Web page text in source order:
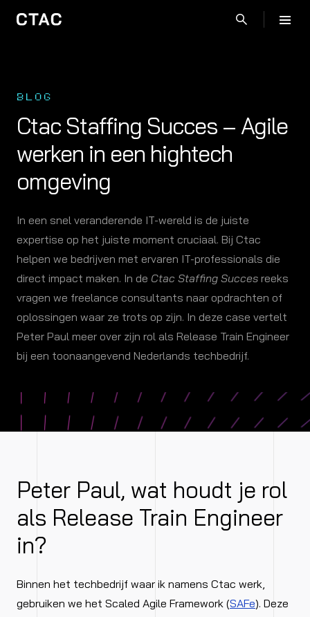
BLOG
Ctac Staffing Succes – Agile
werken in een hightech
omgeving
In een snel veranderende IT-wereld is de juiste
expertise op het juiste moment cruciaal. Bij Ctac
helpen we bedrijven met ervaren IT-professionals die
direct impact maken. In de Ctac Staffing Succes reeks
vragen we freelance consultants naar opdrachten of
oplossingen waar ze trots op zijn. In deze case vertelt
Peter Paul meer over zijn rol als Release Train Engineer
bij een toonaangevend Nederlands techbedrijf.
Peter Paul, wat houdt je rol
als Release Train Engineer
in?
Binnen het techbedrijf waar ik namens Ctac werk,
gebruiken we het Scaled Agile Framework (SAFe). Deze